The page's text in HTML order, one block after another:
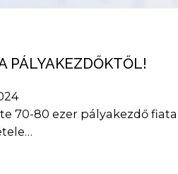
PÁLYAKEZDŐKTŐL!
70-80 ezer pályakezdő